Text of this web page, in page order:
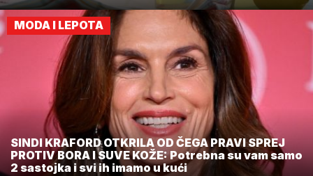
MODA I LEPOTA
SINDI KRAFORD OTKRILA OD ČEGA PRAVI SPREJ
PROTIV BORA I SUVE KOŽE: Potrebna su vam samo
2 sastojka i svi ih imamo u kući